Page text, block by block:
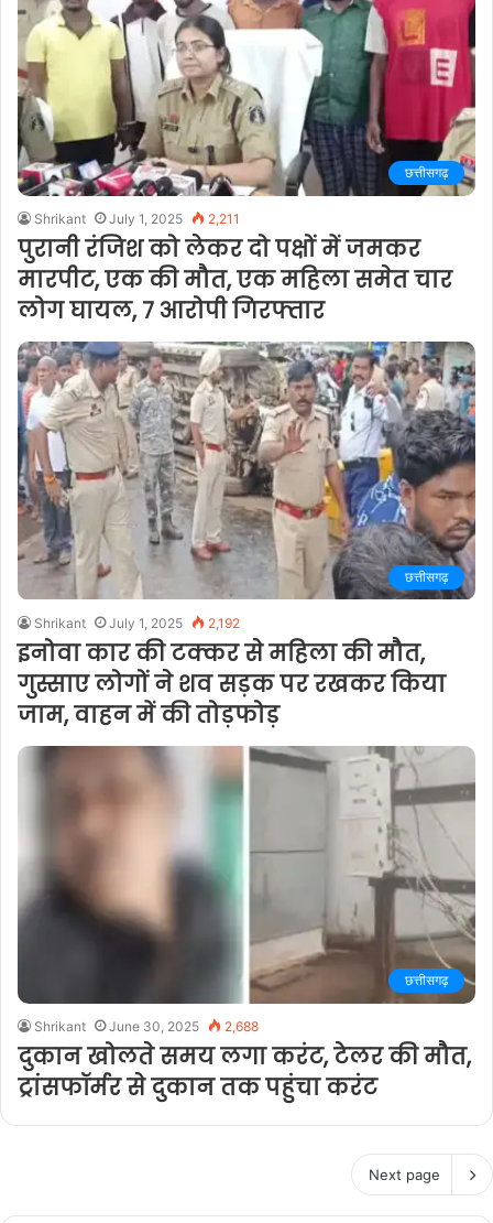
छत्तीसगढ़
Shrikant July 1, 2025 2,211
पुरानी रंजिश को लेकर दो पक्षों में जमकर
मारपीट, एक की मौत, एक महिला समेत चार
लोग घायल, 7 आरोपी गिरफ्तार
छत्तीसगढ़
Shrikant July 1, 2025 2,192
इनोवा कार की टक्कर से महिला की मौत,
गुस्साए लोगों ने शव सड़क पर रखकर किया
जाम, वाहन में की तोड़फोड़
छत्तीसगढ़
Shrikant June 30, 2025 2,688
दुकान खोलते समय लगा करंट, टेलर की मौत,
ट्रांसफॉर्मर से दुकान तक पहुंचा करंट
Next page